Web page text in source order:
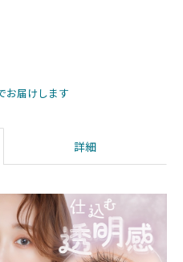
お届けします
詳細